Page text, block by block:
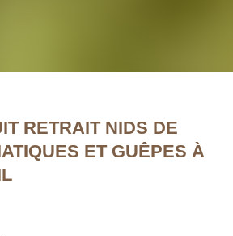
RETRAIT NIDS DE
ET GUÊPES À